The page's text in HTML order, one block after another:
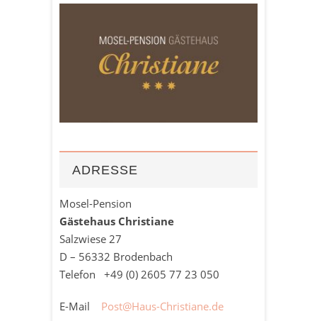
ADRESSE
Mosel-Pension
Gästehaus Christiane
Salzwiese 27
D – 56332 Brodenbach
Telefon +49 (0) 2605 77 23 050
E-Mail Post@Haus-Christiane.de